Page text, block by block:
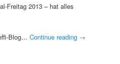
Freitag 2013 – hat alles
Blog…Continue reading →